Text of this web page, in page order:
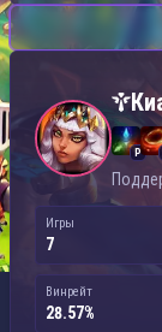
Киана —
P
Игры
7
Винрейт
28.57%